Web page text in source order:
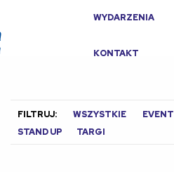
WYDARZENIA
KONTAKT
FILTRUJ: WSZYSTKIE EVENT
STAND UP
TARGI